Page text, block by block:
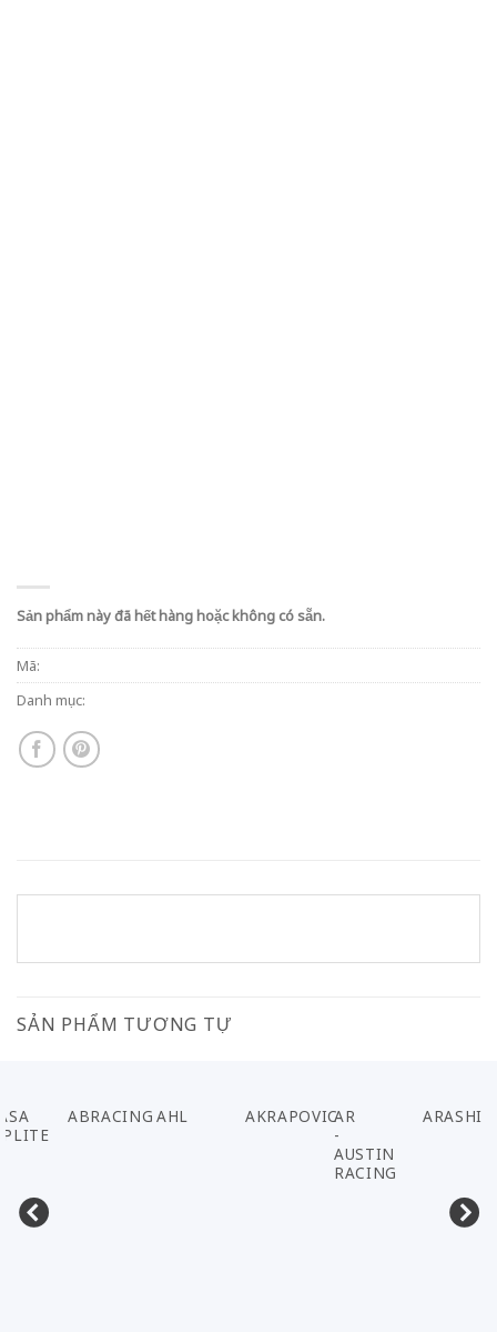
Sản phẩm này đã hết hàng hoặc không có sẵn.
Mã:
Danh mục:
SẢN PHẨM TƯƠNG TỰ
ABRACING AHL AKRAPOVICAR
-
AUSTIN
RACING
ARASHI